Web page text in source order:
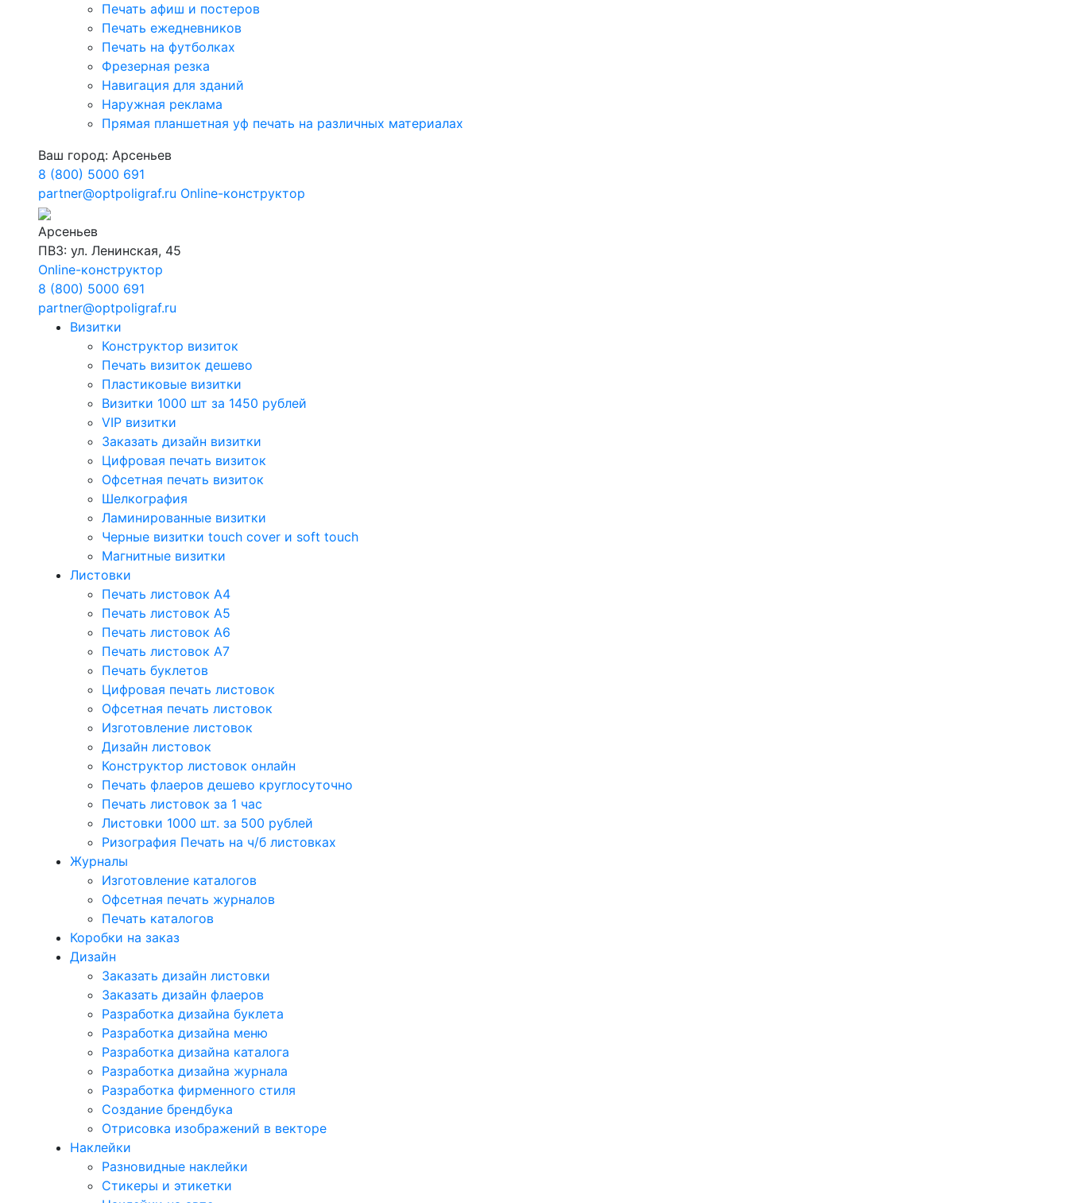
Печать афиш и постеров
Печать ежедневников
Печать на футболках
Фрезерная резка
Навигация для зданий
Наружная реклама
Прямая планшетная уф печать на различных материалах
Ваш город: Арсеньев
8 (800) 5000 691
partner@optpoligraf.ru Online-конструктор
Арсеньев
ПВЗ: ул. Ленинская, 45
Online-конструктор
8 (800) 5000 691
partner@optpoligraf.ru
Визитки
Конструктор визиток
Печать визиток дешево
Пластиковые визитки
Визитки 1000 шт за 1450 рублей
VIP визитки
Заказать дизайн визитки
Цифровая печать визиток
Офсетная печать визиток
Шелкография
Ламинированные визитки
Черные визитки touch cover и soft touch
Магнитные визитки
Листовки
Печать листовок А4
Печать листовок А5
Печать листовок А6
Печать листовок А7
Печать буклетов
Цифровая печать листовок
Офсетная печать листовок
Изготовление листовок
Дизайн листовок
Конструктор листовок онлайн
Печать флаеров дешево круглосуточно
Печать листовок за 1 час
Листовки 1000 шт. за 500 рублей
Ризография Печать на ч/б листовках
Журналы
Изготовление каталогов
Офсетная печать журналов
Печать каталогов
Коробки на заказ
Дизайн
Заказать дизайн листовки
Заказать дизайн флаеров
Разработка дизайна буклета
Разработка дизайна меню
Разработка дизайна каталога
Разработка дизайна журнала
Разработка фирменного стиля
Создание брендбука
Отрисовка изображений в векторе
Наклейки
Разновидные наклейки
Стикеры и этикетки